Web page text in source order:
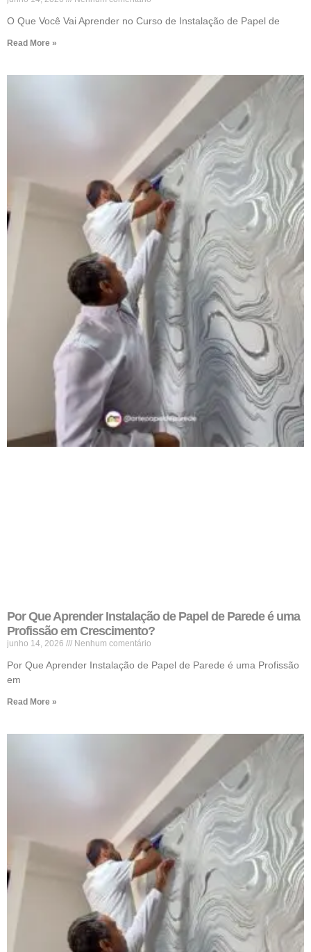
O Que Você Vai Aprender no Curso de Instalação de Papel de
Read More »
Por Que Aprender Instalação de Papel de Parede é uma
Profissão em Crescimento?
junho 14, 2026 Nenhum comentário
Por Que Aprender Instalação de Papel de Parede é uma Profissão
em
Read More »